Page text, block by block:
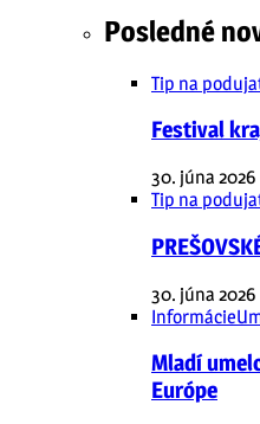
Posledné
Tip na
Festival
30. júna 2026
Tip na
30. júna 2026
Informácie
Mladí
Európe